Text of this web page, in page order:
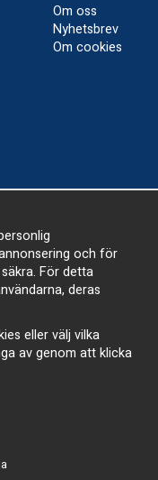
Om oss
Nyhetsbrev
Om cookies
hela
och för
För detta
deras
eller välj vilka
av genom att klicka